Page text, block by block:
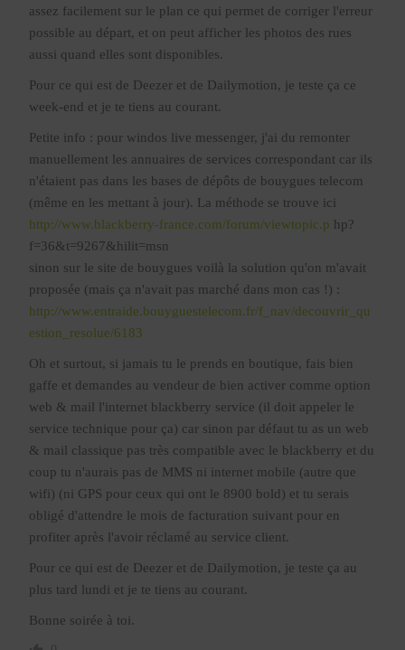
assez facilement sur le plan ce qui permet de corriger l'erreur
possible au départ, et on peut afficher les photos des rues
aussi quand elles sont disponibles.
Pour ce qui est de Deezer et de Dailymotion, je teste ça ce
week-end et je te tiens au courant.
Petite info : pour windos live messenger, j'ai du remonter
manuellement les annuaires de services correspondant car ils
n'étaient pas dans les bases de dépôts de bouygues telecom
(même en les mettant à jour). La méthode se trouve ici
http://www.blackberry-france.com/forum/viewtopic.p hp?
f=36&t=9267&hilit=msn
sinon sur le site de bouygues voilà la solution qu'on m'avait
proposée (mais ça n'avait pas marché dans mon cas !) :
http://www.entraide.bouyguestelecom.fr/f_nav/decouvrir_qu
estion_resolue/6183
Oh et surtout, si jamais tu le prends en boutique, fais bien
gaffe et demandes au vendeur de bien activer comme option
web & mail l'internet blackberry service (il doit appeler le
service technique pour ça) car sinon par défaut tu as un web
& mail classique pas très compatible avec le blackberry et du
coup tu n'aurais pas de MMS ni internet mobile (autre que
wifi) (ni GPS pour ceux qui ont le 8900 bold) et tu serais
obligé d'attendre le mois de facturation suivant pour en
profiter après l'avoir réclamé au service client.
Pour ce qui est de Deezer et de Dailymotion, je teste ça au
plus tard lundi et je te tiens au courant.
Bonne soirée à toi.